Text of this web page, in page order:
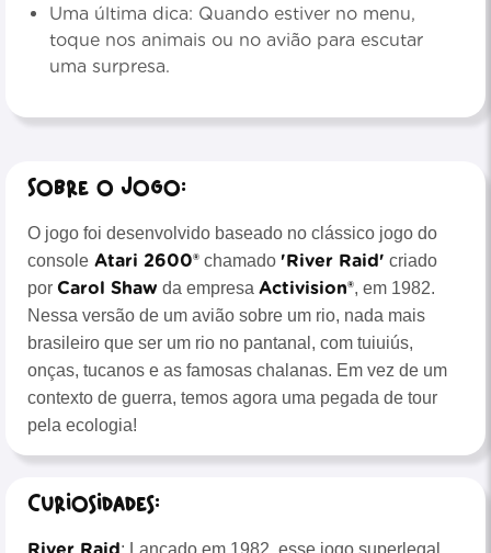
Uma última dica: Quando estiver no menu,
toque nos animais ou no avião para escutar
uma surpresa.
Sobre o Jogo:
O jogo foi desenvolvido baseado no clássico jogo do
console Atari 2600® chamado 'River Raid' criado
por Carol Shaw da empresa Activision®, em 1982.
Nessa versão de um avião sobre um rio, nada mais
brasileiro que ser um rio no pantanal, com tuiuiús,
onças, tucanos e as famosas chalanas. Em vez de um
contexto de guerra, temos agora uma pegada de tour
pela ecologia!
Curiosidades:
: Lançado em 1982, esse jogo superlegal